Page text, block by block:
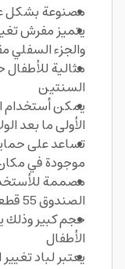
مصنوعة بشكل
يتميز مفرش
والجزء السفلي
مثالية
السنتين
يمكن أستخدام
الأولى ما بعد
تساعد على
موجودة في
مصممة
الصندوق 55 قطعة
حجم كبير
الأطفال
يعتبر لباد